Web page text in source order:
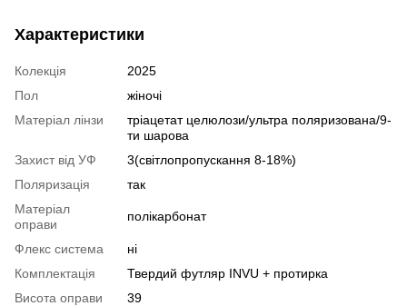
Характеристики
Колекція
2025
Пол
жіночі
Матеріал лінзи
тріацетат целюлози/ультра поляризована/9-
ти шарова
Захист від УФ
3(світлопропускання 8-18%)
Поляризація
так
Матеріал
оправи
полікарбонат
Флекс система
ні
Комплектація
Твердий футляр INVU + протирка
Висота оправи
39